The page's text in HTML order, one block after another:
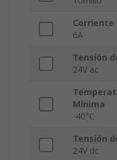
Corriente
6A
Tensión
24V ac
Mínima
-40°C
Tensión
24V dc